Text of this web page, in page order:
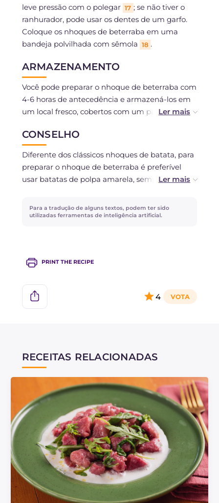
leve pressão com o polegar 17 ; se não tiver o
ranhurador, pode usar os dentes de um garfo.
Coloque os nhoques de beterraba em uma
bandeja polvilhada com sêmola 18 .
ARMAZENAMENTO
Você pode preparar o nhoque de beterraba com
4-6 horas de antecedência e armazená-los em
um local fresco, cobertos com um pano.
Não é recomendado congelar.
CONSELHO
Diferente dos clássicos nhoques de batata, para
preparar o nhoque de beterraba é preferível
usar batatas de polpa amarela, sempre
las esfriar antes de esmagá-las, caso contrário a
massa ficará muito macia e será necessário
com a casca, caso contrário elas absorverão
Para cozinhar o nhoque de beterraba, basta
Para a tradução de alguns textos, podem ter sido
utilizadas ferramentas de inteligência artificial.
PRINT THE RECIPE
4
RECEITAS RELACIONADAS